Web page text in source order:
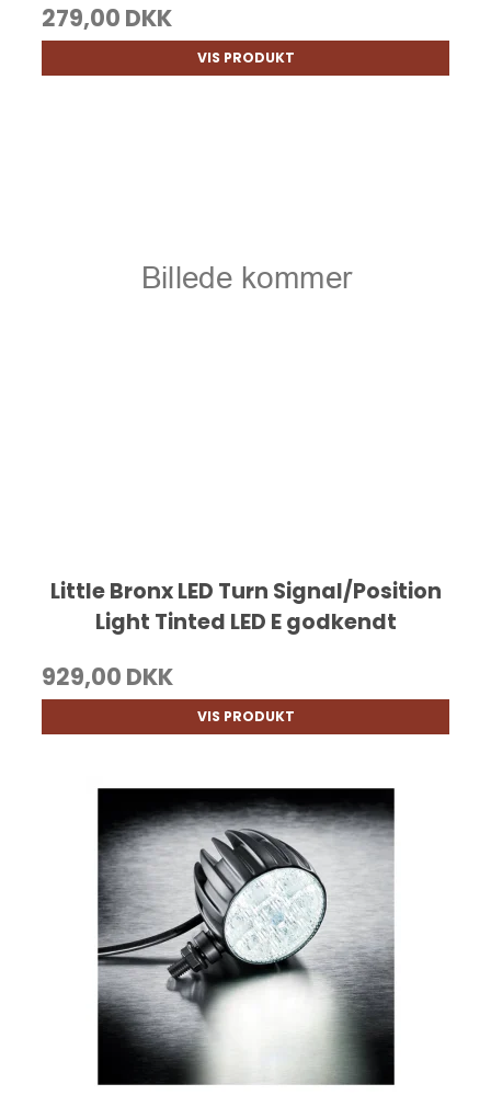
279,00 DKK
VIS PRODUKT
Little Bronx LED Turn Signal/Position
Light Tinted LED E godkendt
929,00 DKK
VIS PRODUKT